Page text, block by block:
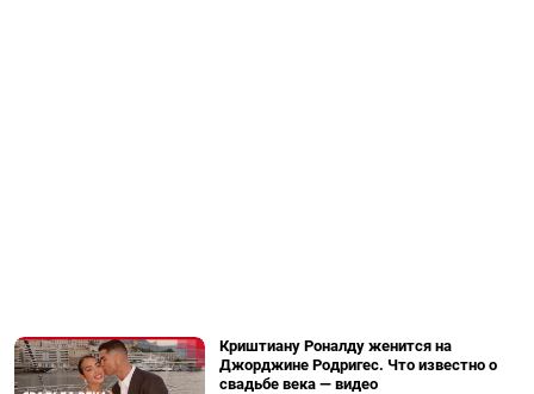
Криштиану Роналду женится на
Джорджине Родригес. Что известно о
свадьбе века — видео